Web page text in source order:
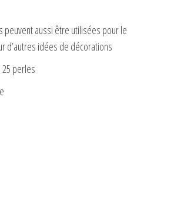
peuvent aussi être utilisées pour le
d’autres idées de décorations
perles